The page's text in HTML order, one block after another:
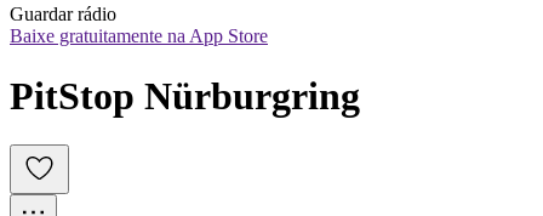
Guardar rádio
Baixe gratuitamente na App Store
PitStop Nürburgring